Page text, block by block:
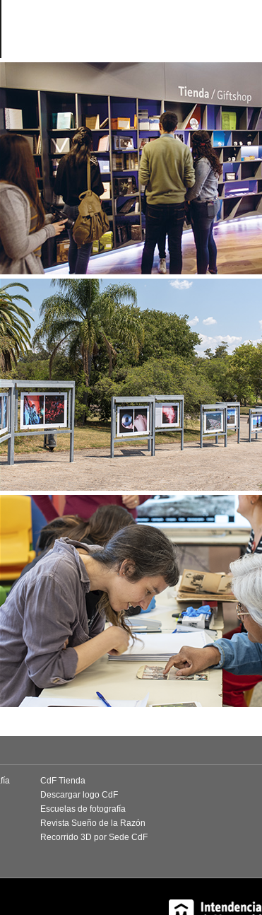
CdF Tienda
Descargar logo CdF
Escuelas de fotografía
Revista Sueño de la Razón
Recorrido 3D por Sede CdF